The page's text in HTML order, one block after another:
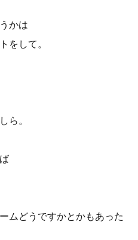
かは
をして。
ら。
ムどうですかとかもあった